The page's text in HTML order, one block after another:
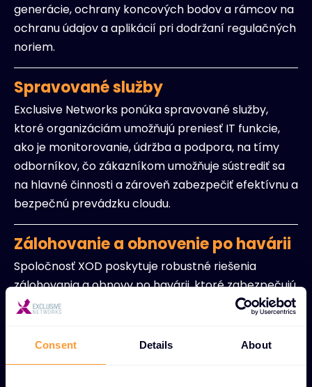
Consent Details About
generácie, ochrany koncových bodov a rámcov na
ochranu údajov a aplikácií pri dodržaní regulačných
noriem.
Spravované služby
Exclusive Networks ponúka spravované služby,
ktoré organizáciám umožňujú preniesť IT funkcie,
ako je monitorovanie, údržba a podpora, na tímy
odborníkov, čo zákazníkom umožňuje sústrediť sa
na hlavné činnosti a zároveň zabezpečiť efektívnu a
bezpečnú prevádzku cloudu.
Zálohovanie a obnovenie po havárii
Spoločnosť XOD poskytuje robustné riešenia
zálohovania a obnovy po havárii, ktoré zabezpečujú
kontinuitu podnikania tým, že chránia dôležité údaje
poruchách.